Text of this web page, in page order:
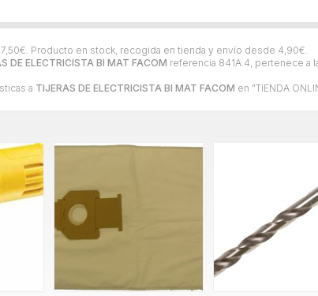
€. Producto en stock, recogida en tienda y envío desde 4,90€.
DE ELECTRICISTA BI MAT FACOM referencia 841A.4, pertenece a
a TIJERAS DE ELECTRICISTA BI MAT FACOM en "TIENDA